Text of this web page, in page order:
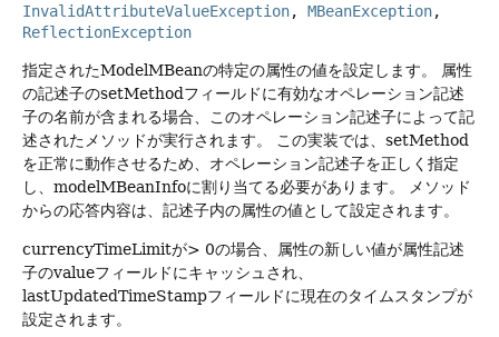
InvalidAttributeValueException, MBeanException
ReflectionException
指定されたModelMBeanの特定の属性の値を設定します。
属性
の記述子のsetMethodフィールドに有効なオペレーション記述
子の名前が含まれる場合、このオペレーション記述子によって記
述されたメソッドが実行されます。
この実装では、setMethod
を正常に動作させるため、オペレーション記述子を正しく指定
し、modelMBeanInfoに割り当てる必要があります。
メソッド
からの応答内容は、記述子内の属性の値として設定されます。
currencyTimeLimitが> 0の場合、属性の新しい値が属性記述
子のvalueフィールドにキャッシュされ、
lastUpdatedTimeStampフィールドに現在のタイムスタンプが
設定されます。